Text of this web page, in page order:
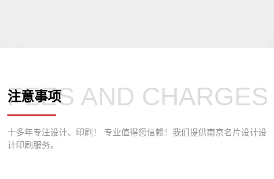
FEES AND CHARGES
注意事项
十多年专注设计、印刷！ 专业值得您信赖！我们提供南京名片设计设
计印刷服务。